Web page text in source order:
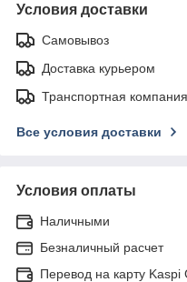
Условия доставки
Самовывоз
Доставка курьером
Транспортная компания
Все условия доставки
Условия оплаты
Наличными
Безналичный расчет
Перевод на карту Kaspi